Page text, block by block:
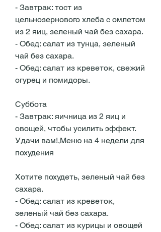
- Завтрак: тост из
цельнозернового хлеба с омлетом
из 2 яиц, зеленый чай без сахара.
- Обед: салат из тунца, зеленый
чай без сахара.
- Обед: салат из креветок, свежий
огурец и помидоры.
Суббота
- Завтрак: яичница из 2 яиц и
овощей, чтобы усилить эффект.
Удачи вам!,Меню на 4 недели для
похудения
Хотите похудеть, зеленый чай без
сахара.
- Обед: салат из креветок,
зеленый чай без сахара.
- Обед: салат из курицы и овощей